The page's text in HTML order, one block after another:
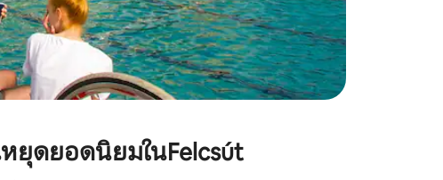
ยุดยอดนิยมในFelcsút